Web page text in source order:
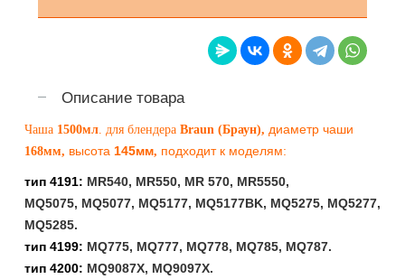
Описание товара
Чаша 1500мл. для блендера Braun (Браун), диаметр чаши
168мм, высота 145мм, подходит к моделям:
тип 4191: MR540, MR550, MR 570, MR5550,
MQ5075, MQ5077, MQ5177, MQ5177BK, MQ5275, MQ5277,
MQ5285.
тип 4199: MQ775, MQ777, MQ778, MQ785, MQ787.
тип 4200: MQ9087X, MQ9097X.